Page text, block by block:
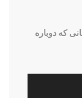
که دوباره